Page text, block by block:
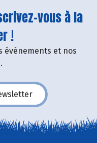
vous à la
!
événements et nos